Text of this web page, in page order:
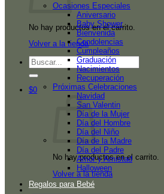
No hay productos en el carrito.
Volver a la tienda
Buscar
por:
$0
No hay productos en el carrito.
Volver a la tienda
Ocasiones Especiales
Aniversario
Baby Shower
Bienvenida
Condolencias
Cumpleaños
Graduación
Nacimientos
Recuperación
Próximas Celebraciones
Navidad
San Valentin
Día de la Mujer
Día del Hombre
Día del Niño
Día de la Madre
Día del Padre
Amor y Amistad
Halloween
Regalos para Bebé